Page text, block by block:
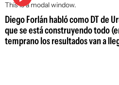
This is a modal window.
Diego Forlán habló como DT de
que se está construyendo todo
temprano los resultados van a